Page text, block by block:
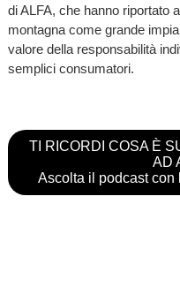
di ALFA, che hanno riportato
montagna come grande
valore della responsabilità
semplici consumatori.
TI RICORDI COSA È
AD
Ascolta il podcast con